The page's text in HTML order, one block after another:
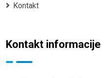
Kontakt
Kontakt informacije